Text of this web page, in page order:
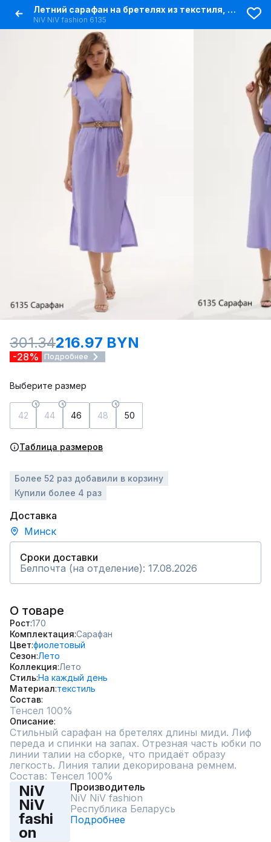
Летний сарафан на бретелях из текстиля, длина миди
NiV NiV fashion 6135
301.34216.97 BYN
-28% Подробнее
Выберите размер
42 44 46 48 50
Таблица размеров
Более 52 раз добавили в корзину
Купили более 4 раз
Доставка
Минск
Сроки доставки
Белпочта (на отделение): 17.08.2026
О товаре
Рост 170
Комплектация Сарафан
Цвет фиолетовый
Сезон Лето
Коллекция Лето
СтильНа каждый день
Материал текстиль
Состав
Тенсел 100%
Описание
Стильный сарафан на бретелях длины миди. Лиф
переда и спинки на запах. Отрезная часть юбки по
линии талии на сборке, что придаёт образу
легкость. Линия талии декорирована ремнем.
Состав: Тенсел 100%
NiV
NiV
fashi
on
Производитель
NiV NiV fashion
Республика Беларусь
Подробнее